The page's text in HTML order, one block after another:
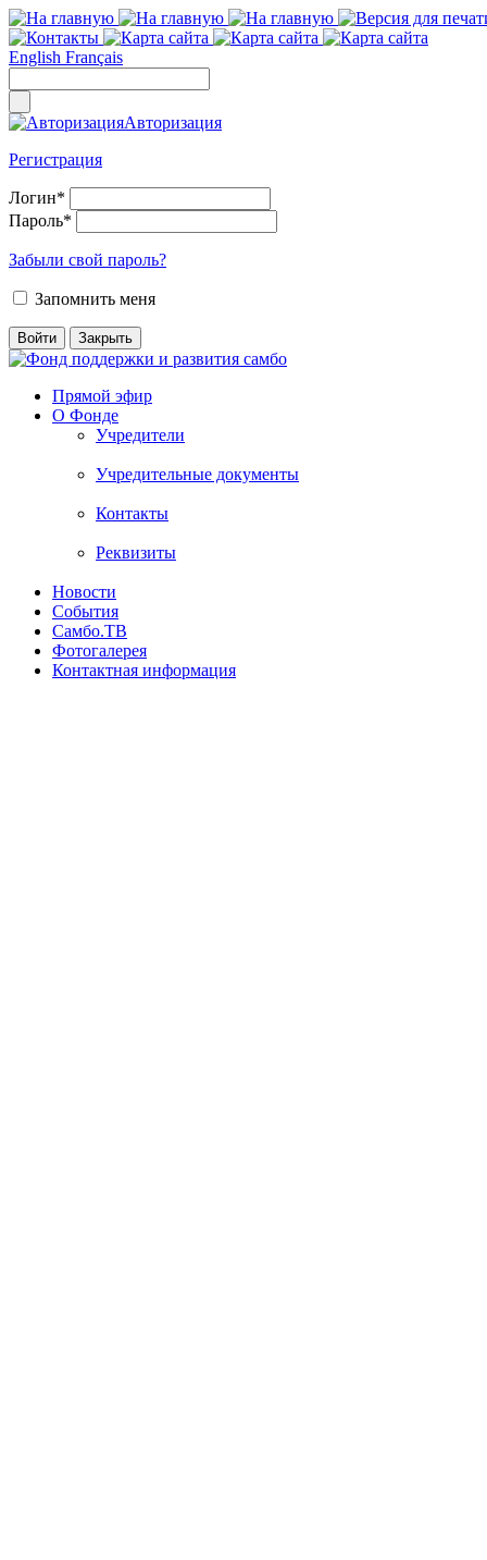
English Français
Авторизация
Регистрация
Логин*
Пароль*
Забыли свой пароль?
Запомнить меня
Прямой эфир
О Фонде
Учредители
Учредительные документы
Контакты
Реквизиты
Новости
События
Самбо.ТВ
Фотогалерея
Контактная информация